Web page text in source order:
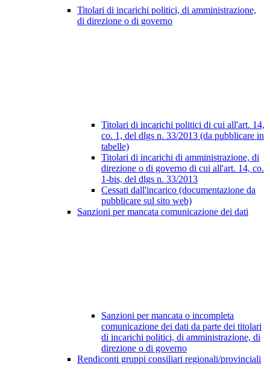
Titolari di incarichi politici, di amministrazione,
di direzione o di governo
Titolari di incarichi politici di cui all'art. 14,
co. 1, del dlgs n. 33/2013 (da pubblicare in
tabelle)
Titolari di incarichi di amministrazione, di
direzione o di governo di cui all'art. 14, co.
1-bis, del dlgs n. 33/2013
Cessati dall'incarico (documentazione da
pubblicare sul sito web)
Sanzioni per mancata comunicazione dei dati
Sanzioni per mancata o incompleta
comunicazione dei dati da parte dei titolari
di incarichi politici, di amministrazione, di
direzione o di governo
Rendiconti gruppi consiliari regionali/provinciali